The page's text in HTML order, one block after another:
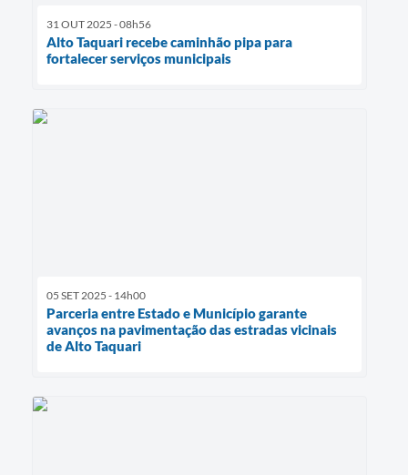
31 OUT 2025 - 08h56
Alto Taquari recebe caminhão pipa para
fortalecer serviços municipais
05 SET 2025 - 14h00
Parceria entre Estado e Município garante
avanços na pavimentação das estradas vicinais
de Alto Taquari